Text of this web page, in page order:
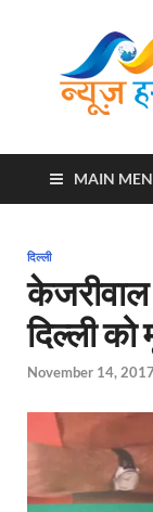
MAIN
दिल्ली
दिल्ली को
November 14, 2017